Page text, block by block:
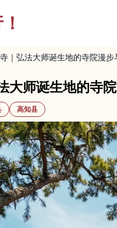
｜弘法大师诞生地的寺院漫步
大师诞生地的寺
高知县